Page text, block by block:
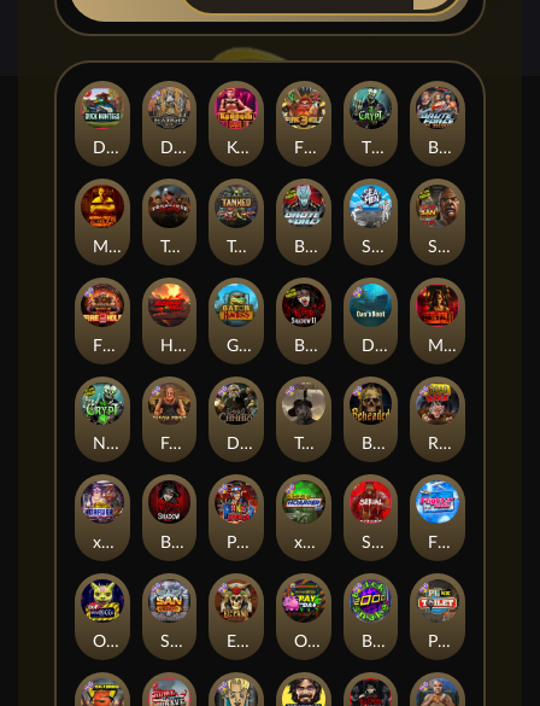
Seamen
Duck Hunters Fire in the Hole 3
Highway to Hell
Brute Force
Mental 2
Tombstone Slaughter San Quentin 2: Death Row
Blood & Shadow
Blood & Shadow 2
Mental
The Crypt
Outsourced
Punk Rocker 2
Deadwood R.I.P
Beheaded
Brute Force: Alien Onslaught
Nexus The Crypt
Gator Hunters
Kenneth Must Die
Tombstone RIP
Fire in the Hole 2
Outsourced: Payday
Tanked
Folsom Prison
Das xBoot
Road Rage
xWays Hoarder 2
El Pasa Gunfight xNudge Brick Snake 2000
Flight Mode
San Quentin xWays
Serial
Punk Toilet
Dead Canary
xWays Hoarder xSplit